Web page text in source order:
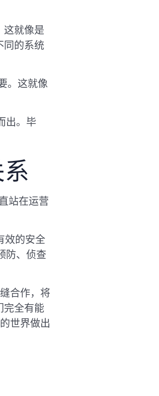
这就像是
同的系统
。这就像
出。毕
站在运营
效的安全
防、侦查
合作，将
完全有能
世界做出